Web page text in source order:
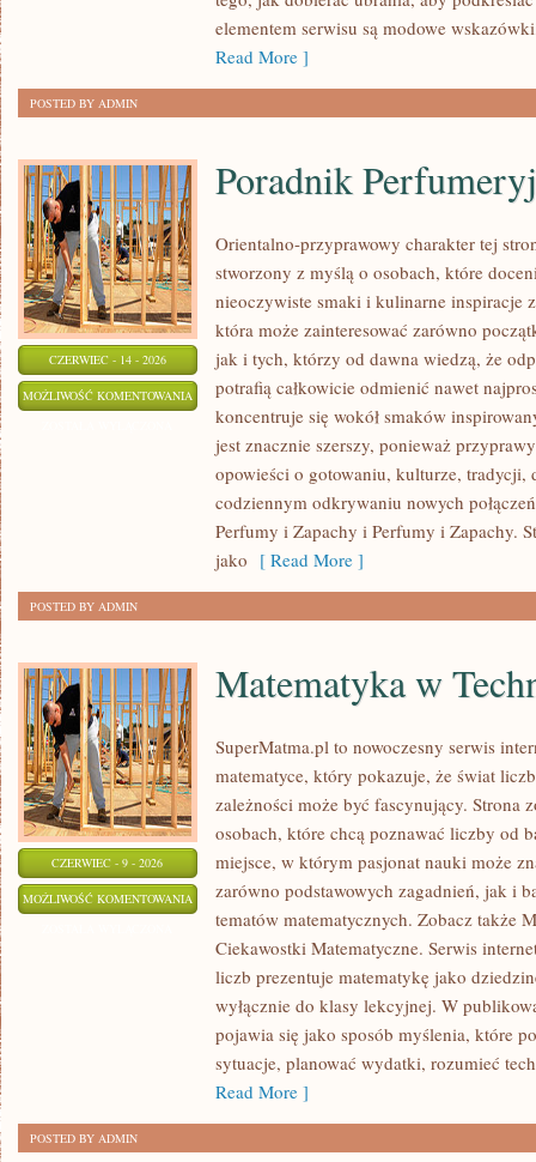
elementem serwisu są modowe
Read More ]
POSTED BY ADMIN
CZERWIEC - 14 - 2026
MOŻLIWOŚĆ KOMENTOWANIA PORADNIK
PERFUMERYJNY
Poradnik
Orientalno-przyprawowy charakter tej
stworzony z myślą o osobach, które
nieoczywiste smaki i kulinarne inspiracje
która może zainteresować zarówno
jak i tych, którzy od dawna wiedzą, że
potrafią całkowicie odmienić nawet
koncentruje się wokół smaków
jest znacznie szerszy, ponieważ
opowieści o gotowaniu, kulturze, tradycji,
codziennym odkrywaniu nowych
Perfumy i Zapachy i Perfumy i Zapachy.
jako [ Read More ]
POSTED BY ADMIN
CZERWIEC - 9 - 2026
MOŻLIWOŚĆ KOMENTOWANIA MATEMATYKA
TECHNOLOGII
NAUCE
Matematyka w
SuperMatma.pl to nowoczesny serwis
matematyce, który pokazuje, że świat
zależności może być fascynujący. Strona
osobach, które chcą poznawać liczby od
miejsce, w którym pasjonat nauki może
zarówno podstawowych zagadnień, jak i
tematów matematycznych. Zobacz także
Ciekawostki Matematyczne. Serwis
liczb prezentuje matematykę jako
wyłącznie do klasy lekcyjnej. W
pojawia się jako sposób myślenia, które
sytuacje, planować wydatki, rozumieć
Read More ]
POSTED BY ADMIN